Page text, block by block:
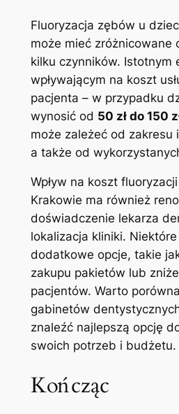
Fluoryzacja⁤ zębów u
może mieć zróżnicowane
kilku czynników. Istotnym
wpływającym na koszt
pacjenta – w przypadku
wynosić od 50⁣ zł do 150
może zależeć od zakresu
a ​także‌ od
Wpływ⁤ na⁢ koszt
Krakowie ma również
doświadczenie lekarza
lokalizacja kliniki.
dodatkowe opcje, takie
‌zakupu pakietów⁤ lub
pacjentów. Warto
gabinetów
znaleźć najlepszą opcję
‍swoich ‌potrzeb‍ i budżetu.
Kończąc